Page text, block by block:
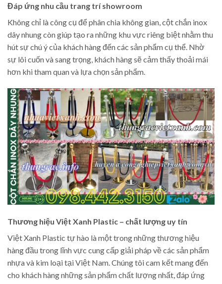
Đáp ứng nhu cầu trang trí showroom
Không chỉ là công cụ để phân chia không gian, cột chắn inox
dây nhung còn giúp tạo ra những khu vực riêng biệt nhằm thu
hút sự chú ý của khách hàng đến các sản phẩm cụ thể. Nhờ
sự lôi cuốn và sang trọng, khách hàng sẽ cảm thấy thoải mái
hơn khi tham quan và lựa chọn sản phẩm.
Thương hiệu Việt Xanh Plastic – chất lượng uy tín
Việt Xanh Plastic tự hào là một trong những thương hiệu
hàng đầu trong lĩnh vực cung cấp giải pháp về các sản phẩm
nhựa và kim loại tại Việt Nam. Chúng tôi cam kết mang đến
cho khách hàng những sản phẩm chất lượng nhất, đáp ứng